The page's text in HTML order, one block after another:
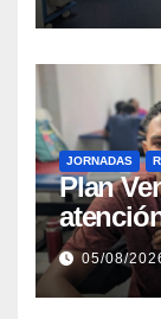
JORNADAS
​Plan
Aragua
05/08/